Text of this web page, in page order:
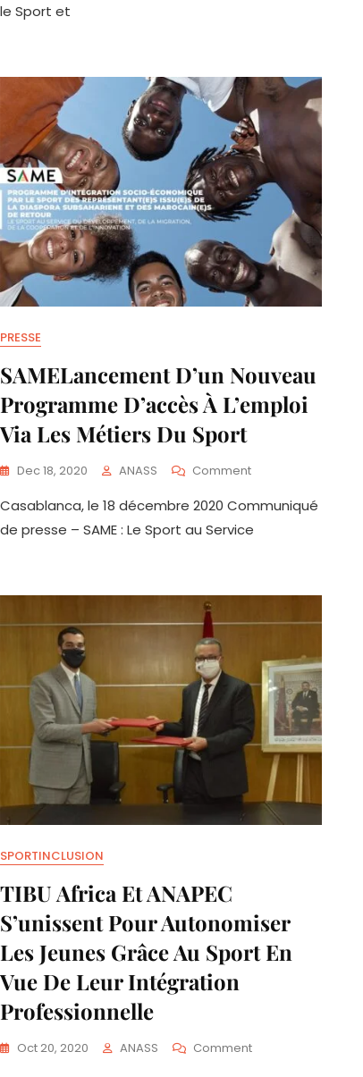
le Sport et
PRESSE
SAMELancement D’un Nouveau
Programme D’accès À L’emploi
Via Les Métiers Du Sport
Dec 18, 2020 ANASS CommentOn
D’un
Nouveau
L’emploi
Du
Sport
Casablanca, le 18 décembre 2020 Communiqué
de presse – SAME : Le Sport au Service
SPORTINCLUSION
TIBU Africa Et ANAPEC
S’unissent Pour Autonomiser
Les Jeunes Grâce Au Sport En
Vue De Leur Intégration
Professionnelle
Oct 20, 2020 ANASS CommentOn